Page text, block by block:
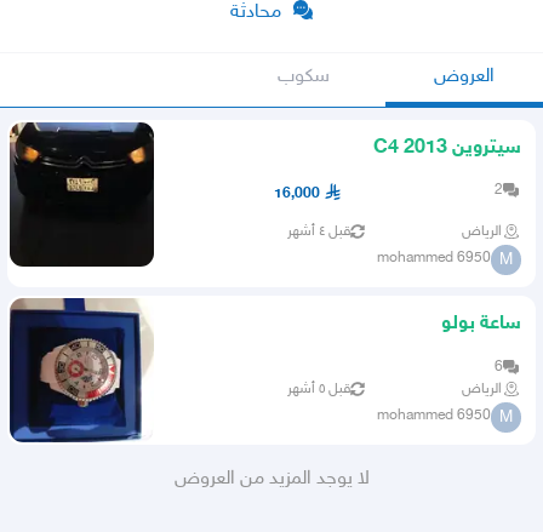
محادثة
العروض سكوب
سيتروين C4 2013
2
16,000
الرياض قبل ٤ أشهر
M
mohammed 6950
ساعة بولو
6
الرياض
قبل ٥ أشهر
M
mohammed 6950
لا يوجد المزيد من العروض